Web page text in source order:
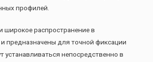
профилей.
широкое распространение в
предназначены для точной фиксации
устанавливаться непосредственно в